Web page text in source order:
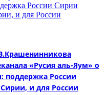
«Русия аль-Яум» о
поддержка России
и для России